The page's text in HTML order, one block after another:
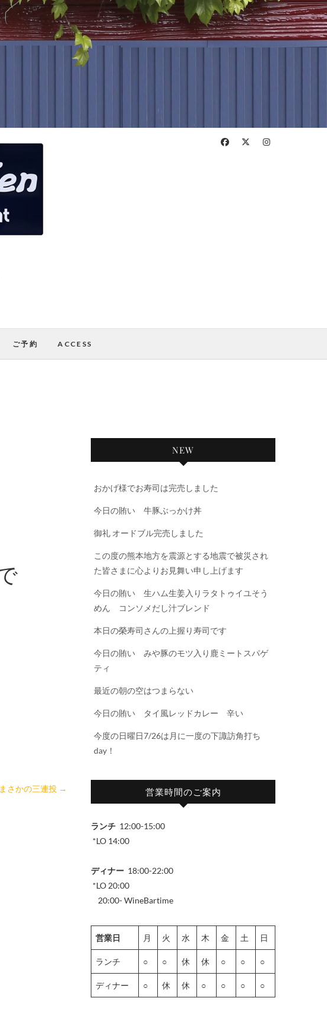
ご予約 ACCESS
まさかの三連投 →
NEW
おかげ様でお寿司は完売しました
今日の賄い 牛豚ぶっかけ丼
御礼 オードブル完売しました
この度の熊本地方を震源とする地震で被災され
た皆さまに心よりお見舞い申し上げます
今日の賄い 生ハム生姜入りラタトゥイユそう
めん コンソメだし汁ブレンド
本日の榮寿司さんの上握り寿司です
今日の賄い みや豚のモツ入り鹿ミートスパゲ
ティ
最近の朝の空はつまらない
今日の賄い タイ風レッドカレー 辛い
今度の日曜日7/26は月に一度の下諏訪角打ち
day！
営業時間のご案内
ランチ 12:00-15:00
*LO 14:00
ディナー 18:00-22:00
*LO 20:00
20:00- WineBartime
営業日 月 火 水 木 金 土 日
ランチ ○ ○ 休 休 ○ ○ ○
ディナー ○ 休 休 ○ ○ ○ ○